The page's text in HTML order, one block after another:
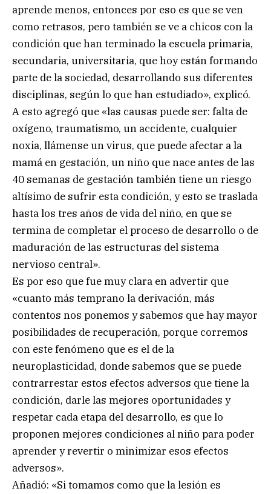
aprende menos, entonces por eso es que se ven
como retrasos, pero también se ve a chicos con la
condición que han terminado la escuela primaria,
secundaria, universitaria, que hoy están formando
parte de la sociedad, desarrollando sus diferentes
disciplinas, según lo que han estudiado», explicó.
A esto agregó que «las causas puede ser: falta de
oxígeno, traumatismo, un accidente, cualquier
noxia, llámense un virus, que puede afectar a la
mamá en gestación, un niño que nace antes de las
40 semanas de gestación también tiene un riesgo
altísimo de sufrir esta condición, y esto se traslada
hasta los tres años de vida del niño, en que se
termina de completar el proceso de desarrollo o de
maduración de las estructuras del sistema
nervioso central».
Es por eso que fue muy clara en advertir que
«cuanto más temprano la derivación, más
contentos nos ponemos y sabemos que hay mayor
posibilidades de recuperación, porque corremos
con este fenómeno que es el de la
neuroplasticidad, donde sabemos que se puede
contrarrestar estos efectos adversos que tiene la
condición, darle las mejores oportunidades y
respetar cada etapa del desarrollo, es que lo
proponen mejores condiciones al niño para poder
aprender y revertir o minimizar esos efectos
adversos».
Añadió: «Si tomamos como que la lesión es